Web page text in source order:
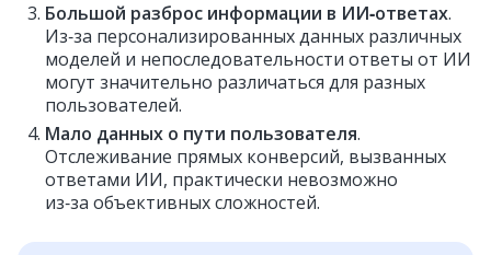
Большой разброс информации в ИИ‑ответах.
Из‑за персонализированных данных различных
моделей и непоследовательности ответы от ИИ
могут значительно различаться для разных
пользователей.
Мало данных о пути пользователя.
Отслеживание прямых конверсий, вызванных
ответами ИИ, практически невозможно
из‑за объективных сложностей.